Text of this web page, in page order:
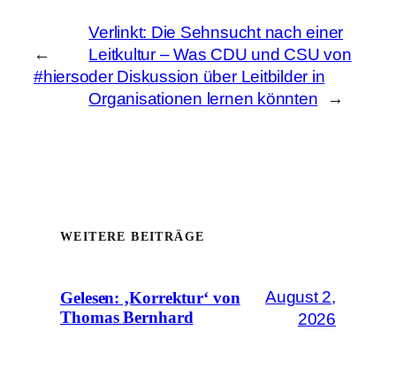
←
#hierso
Verlinkt: Die Sehnsucht nach einer
Leitkultur – Was CDU und CSU von
der Diskussion über Leitbilder in
Organisationen lernen könnten
→
WEITERE BEITRÄGE
Gelesen: ‚Korrektur‘ von
Thomas Bernhard
August 2,
2026